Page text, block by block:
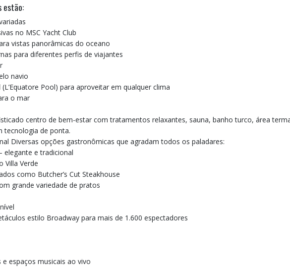
estão:
no MSC Yacht Club
vistas panorâmicas do oceano
para diferentes perfis de viajantes
navio
Pool) para aproveitar em qualquer clima
o mar
centro de bem-estar com tratamentos relaxantes, sauna, banho turco, área
tecnologia de ponta.
Diversas opções gastronômicas que agradam todos os paladares:
elegante e tradicional
Villa Verde
como Butcher’s Cut Steakhouse
grande variedade de pratos
estilo Broadway para mais de 1.600 espectadores
espaços musicais ao vivo